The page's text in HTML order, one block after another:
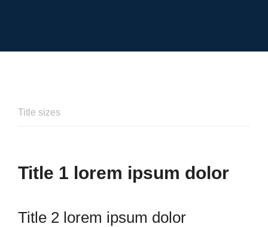
Title sizes
Title 1 lorem ipsum dolor
Title 2 lorem ipsum dolor